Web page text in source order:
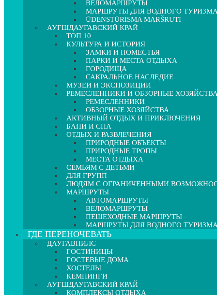
ВЕЛОМАРШРУТЫ
МАРШРУТЫ ДЛЯ ВОДНОГО ТУРИЗМА
ŪDENSTŪRISMA MARŠRUTI
АУГШДАУГАВСКИЙ КРАЙ
ТОП 10
КУЛЬТУРА И ИСТОРИЯ
ЗАМКИ И ПОМЕСТЬЯ
ПАРКИ И МЕСТА ОТДЫХА
ГОРОДИЩА
САКРАЛЬНОЕ НАСЛЕДИЕ
МУЗЕИ И ЭКСПОЗИЦИИ
РЕМЕСЛЕННИКИ И ОБЗОРНЫЕ ХОЗЯЙСТВА
РЕМЕСЛЕННИКИ
ОБЗОРНЫЕ ХОЗЯЙСТВА
АКТИВНЫЙ ОТДЫХ И ПРИКЛЮЧЕНИЯ
БАНИ И СПА
ОТДЫХ И РАЗВЛЕЧЕНИЯ
ПРИРОДНЫЕ ОБЪЕКТЫ
ПРИРОДНЫЕ ТРОПЫ
МЕСТА ОТДЫХА
СЕМЬЯМ С ДЕТЬМИ
ДЛЯ ГРУПП
ЛЮДЯМ С ОГРАНИЧЕННЫМИ
МАРШРУТЫ
АВТОМАРШРУТЫ
ВЕЛОМАРШРУТЫ
ПЕШЕХОДНЫЕ МАРШРУТЫ
МАРШРУТЫ ДЛЯ ВОДНОГО ТУРИЗМА
ГДЕ ПЕРЕНОЧЕВАТЬ
ДАУГАВПИЛС
ГОСТИНИЦЫ
ГОСТЕВЫЕ ДОМА
ХОСТЕЛЫ
КЕМПИНГИ
АУГШДАУГАВСКИЙ КРАЙ
КОМПЛЕКСЫ ОТДЫХА